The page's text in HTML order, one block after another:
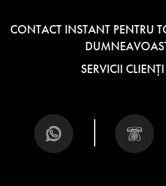
CONTACT INSTANT PENTRU
SERVICII